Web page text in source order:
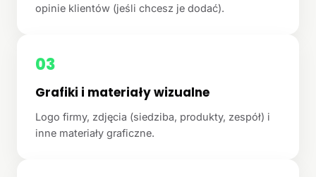
opinie klientów (jeśli chcesz je dodać).
03
Grafiki i materiały wizualne
Logo firmy, zdjęcia (siedziba, produkty, zespół) i
inne materiały graficzne.